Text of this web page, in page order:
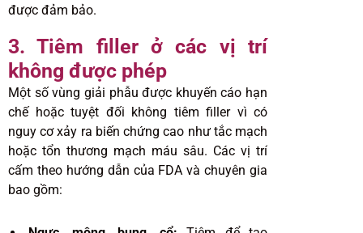
được đảm bảo.
3. Tiêm filler ở các vị trí
không được phép
Một số vùng giải phẫu được khuyến cáo hạn
chế hoặc tuyệt đối không tiêm filler vì có
nguy cơ xảy ra biến chứng cao như tắc mạch
hoặc tổn thương mạch máu sâu. Các vị trí
cấm theo hướng dẫn của FDA và chuyên gia
bao gồm: